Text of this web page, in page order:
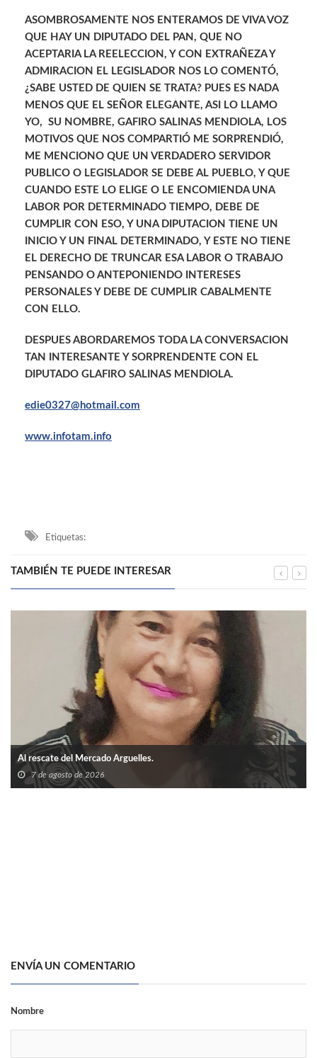
ASOMBROSAMENTE NOS ENTERAMOS DE VIVA VOZ
QUE HAY UN DIPUTADO DEL PAN, QUE NO
ACEPTARIA LA REELECCION, Y CON EXTRAÑEZA Y
ADMIRACION EL LEGISLADOR NOS LO COMENTÓ,
¿SABE USTED DE QUIEN SE TRATA? PUES ES NADA
MENOS QUE EL SEÑOR ELEGANTE, ASI LO LLAMO
YO, SU NOMBRE, GAFIRO SALINAS MENDIOLA, LOS
MOTIVOS QUE NOS COMPARTIÓ ME SORPRENDIÓ,
ME MENCIONO QUE UN VERDADERO SERVIDOR
PUBLICO O LEGISLADOR SE DEBE AL PUEBLO, Y QUE
CUANDO ESTE LO ELIGE O LE ENCOMIENDA UNA
LABOR POR DETERMINADO TIEMPO, DEBE DE
CUMPLIR CON ESO, Y UNA DIPUTACION TIENE UN
INICIO Y UN FINAL DETERMINADO, Y ESTE NO TIENE
EL DERECHO DE TRUNCAR ESA LABOR O TRABAJO
PENSANDO O ANTEPONIENDO INTERESES
PERSONALES Y DEBE DE CUMPLIR CABALMENTE
CON ELLO.
DESPUES ABORDAREMOS TODA LA CONVERSACION
TAN INTERESANTE Y SORPRENDENTE CON EL
DIPUTADO GLAFIRO SALINAS MENDIOLA.
edie0327@hotmail.com
www.infotam.info
Etiquetas:
TAMBIÉN TE PUEDE INTERESAR
Al rescate del Mercado Arguelles.
7 de agosto de 2026
ENVÍA UN COMENTARIO
Nombre